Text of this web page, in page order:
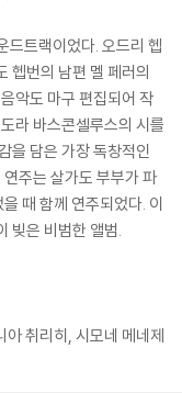
트랙이었다. 오드리 헵
헵번의 남편 멜 페러의
악도 마구 편집되어 작
라 바스콘셀루스의 시를
을 담은 가장 독창적인
주는 살가도 부부가 파
때 함께 연주되었다. 이
빚은 비범한 앨범.
취리히, 시모네 메네제